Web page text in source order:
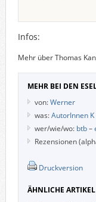
Infos:
Mehr über Thomas
MEHR BEI DEN
von:Werner
was:AutorInnen K
wer/wie/wo: btb–
Rezensionen
Druckversion
ÄHNLICHE ARTIKEL